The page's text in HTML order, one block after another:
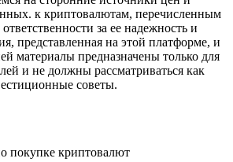
к криптовалютам, перечисленным
за ее надежность и
представленная на этой платформе, и
материалы предназначены только для
и не должны рассматриваться как
советы.
покупке криптовалют